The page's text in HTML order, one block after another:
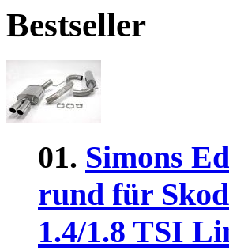
Bestseller
01. Simons
rund für
1.4/1.8 TSI